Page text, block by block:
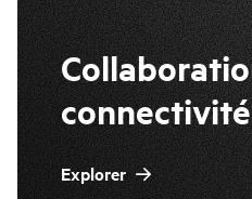
connectivité
Explorer